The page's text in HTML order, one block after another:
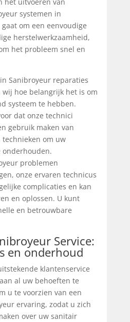
systemen in
om een eenvoudige
herstelwerkzaamheid,
het probleem snel en
Sanibroyeur reparaties
hoe belangrijk het is om
systeem te hebben.
dat onze technici
gebruik maken van
technieken om uw
onderhouden.
problemen
onze ervaren technicus
complicaties en kan
en oplossen. U kunt
en betrouwbare
Service:
en onderhoud
klantenservice
al uw behoeften te
u te voorzien van een
ervaring, zodat u zich
over uw sanitair